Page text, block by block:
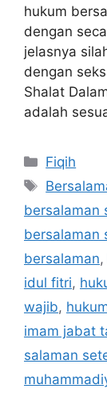
hukum
dengan
jelasnya
dengan
Shalat
adalah
Categories
Fiqih
Tags
bersalaman
bersalaman
bersalaman,
idul fitri,
wajib,
imam jabat
salaman